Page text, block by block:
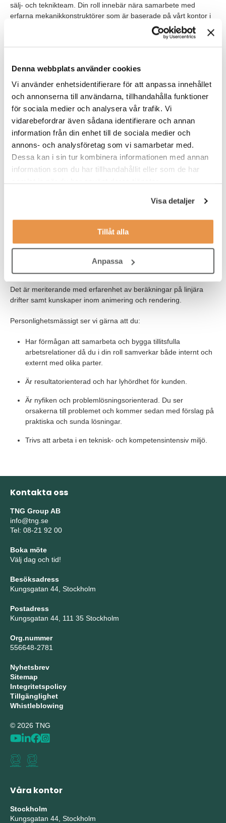
Denna webbplats använder cookies
Vi använder enhetsidentifierare för att anpassa innehållet
och annonserna till användarna, tillhandahålla funktioner
för sociala medier och analysera vår trafik. Vi
vidarebefordrar även sådana identifierare och annan
information från din enhet till de sociala medier och
annons- och analysföretag som vi samarbetar med.
Dessa kan i sin tur kombinera informationen med annan
information som du har tillhandahållit eller som de har
Visa detaljer
Tillåt alla
Anpassa
sälj- och teknikteam. Din roll innebär nära samarbete med
erfarna mekanikkonstruktörer som är baserade på vårt kontor i
Stockholm och ett nära samarbete med vårt säljteam som är
spritt över olika delar av Sverige. Aratron har sitt huvudkontor i
det ett mindre antal kollegor som också är baserade i
Aratron erbjuder högkvalitativa transmissioner och linjärsystem
samt moduler för linjär och roterande rörelse och i denna roll
kommer du att jobba främst med Aratrons egen-utvecklad och
mycket populära linjärsystem AL/AP som har breda
användningsområden inom industrin såsom maskinkonstruktion,
produktutveckling och industriautomation.
Du har en kandidat- eller masterexamen inom maskinteknik
erfarenhet av mekanikkonstruktion.
Du talar och skriver obehindrat på svenska och engelska.
Det är meriterande med erfarenhet av beräkningar på linjära
drifter samt kunskaper inom animering och rendering.
Personlighetsmässigt ser vi gärna att du:
Har förmågan att samarbeta och bygga tillitsfulla
arbetsrelationer då du i din roll samverkar både internt och
externt med olika parter.
Är resultatorienterad och har lyhördhet för kunden.
Är nyfiken och problemlösningsorienterad. Du ser
orsakerna till problemet och kommer sedan med förslag på
praktiska och sunda lösningar.
Trivs att arbeta i en teknisk- och kompetensintensiv miljö.
Kontakta oss
TNG Group AB
info@tng.se
Tel: 08-21 92 00
Boka möte
Välj dag och tid!
Besöksadress
Kungsgatan 44, Stockholm
Postadress
Kungsgatan 44, 111 35 Stockholm
Org.nummer
556648-2781
Nyhetsbrev
Sitemap
Integritetspolicy
Tillgänglighet
Whistleblowing
© 2026 TNG
Våra kontor
Stockholm
Kungsgatan 44, Stockholm